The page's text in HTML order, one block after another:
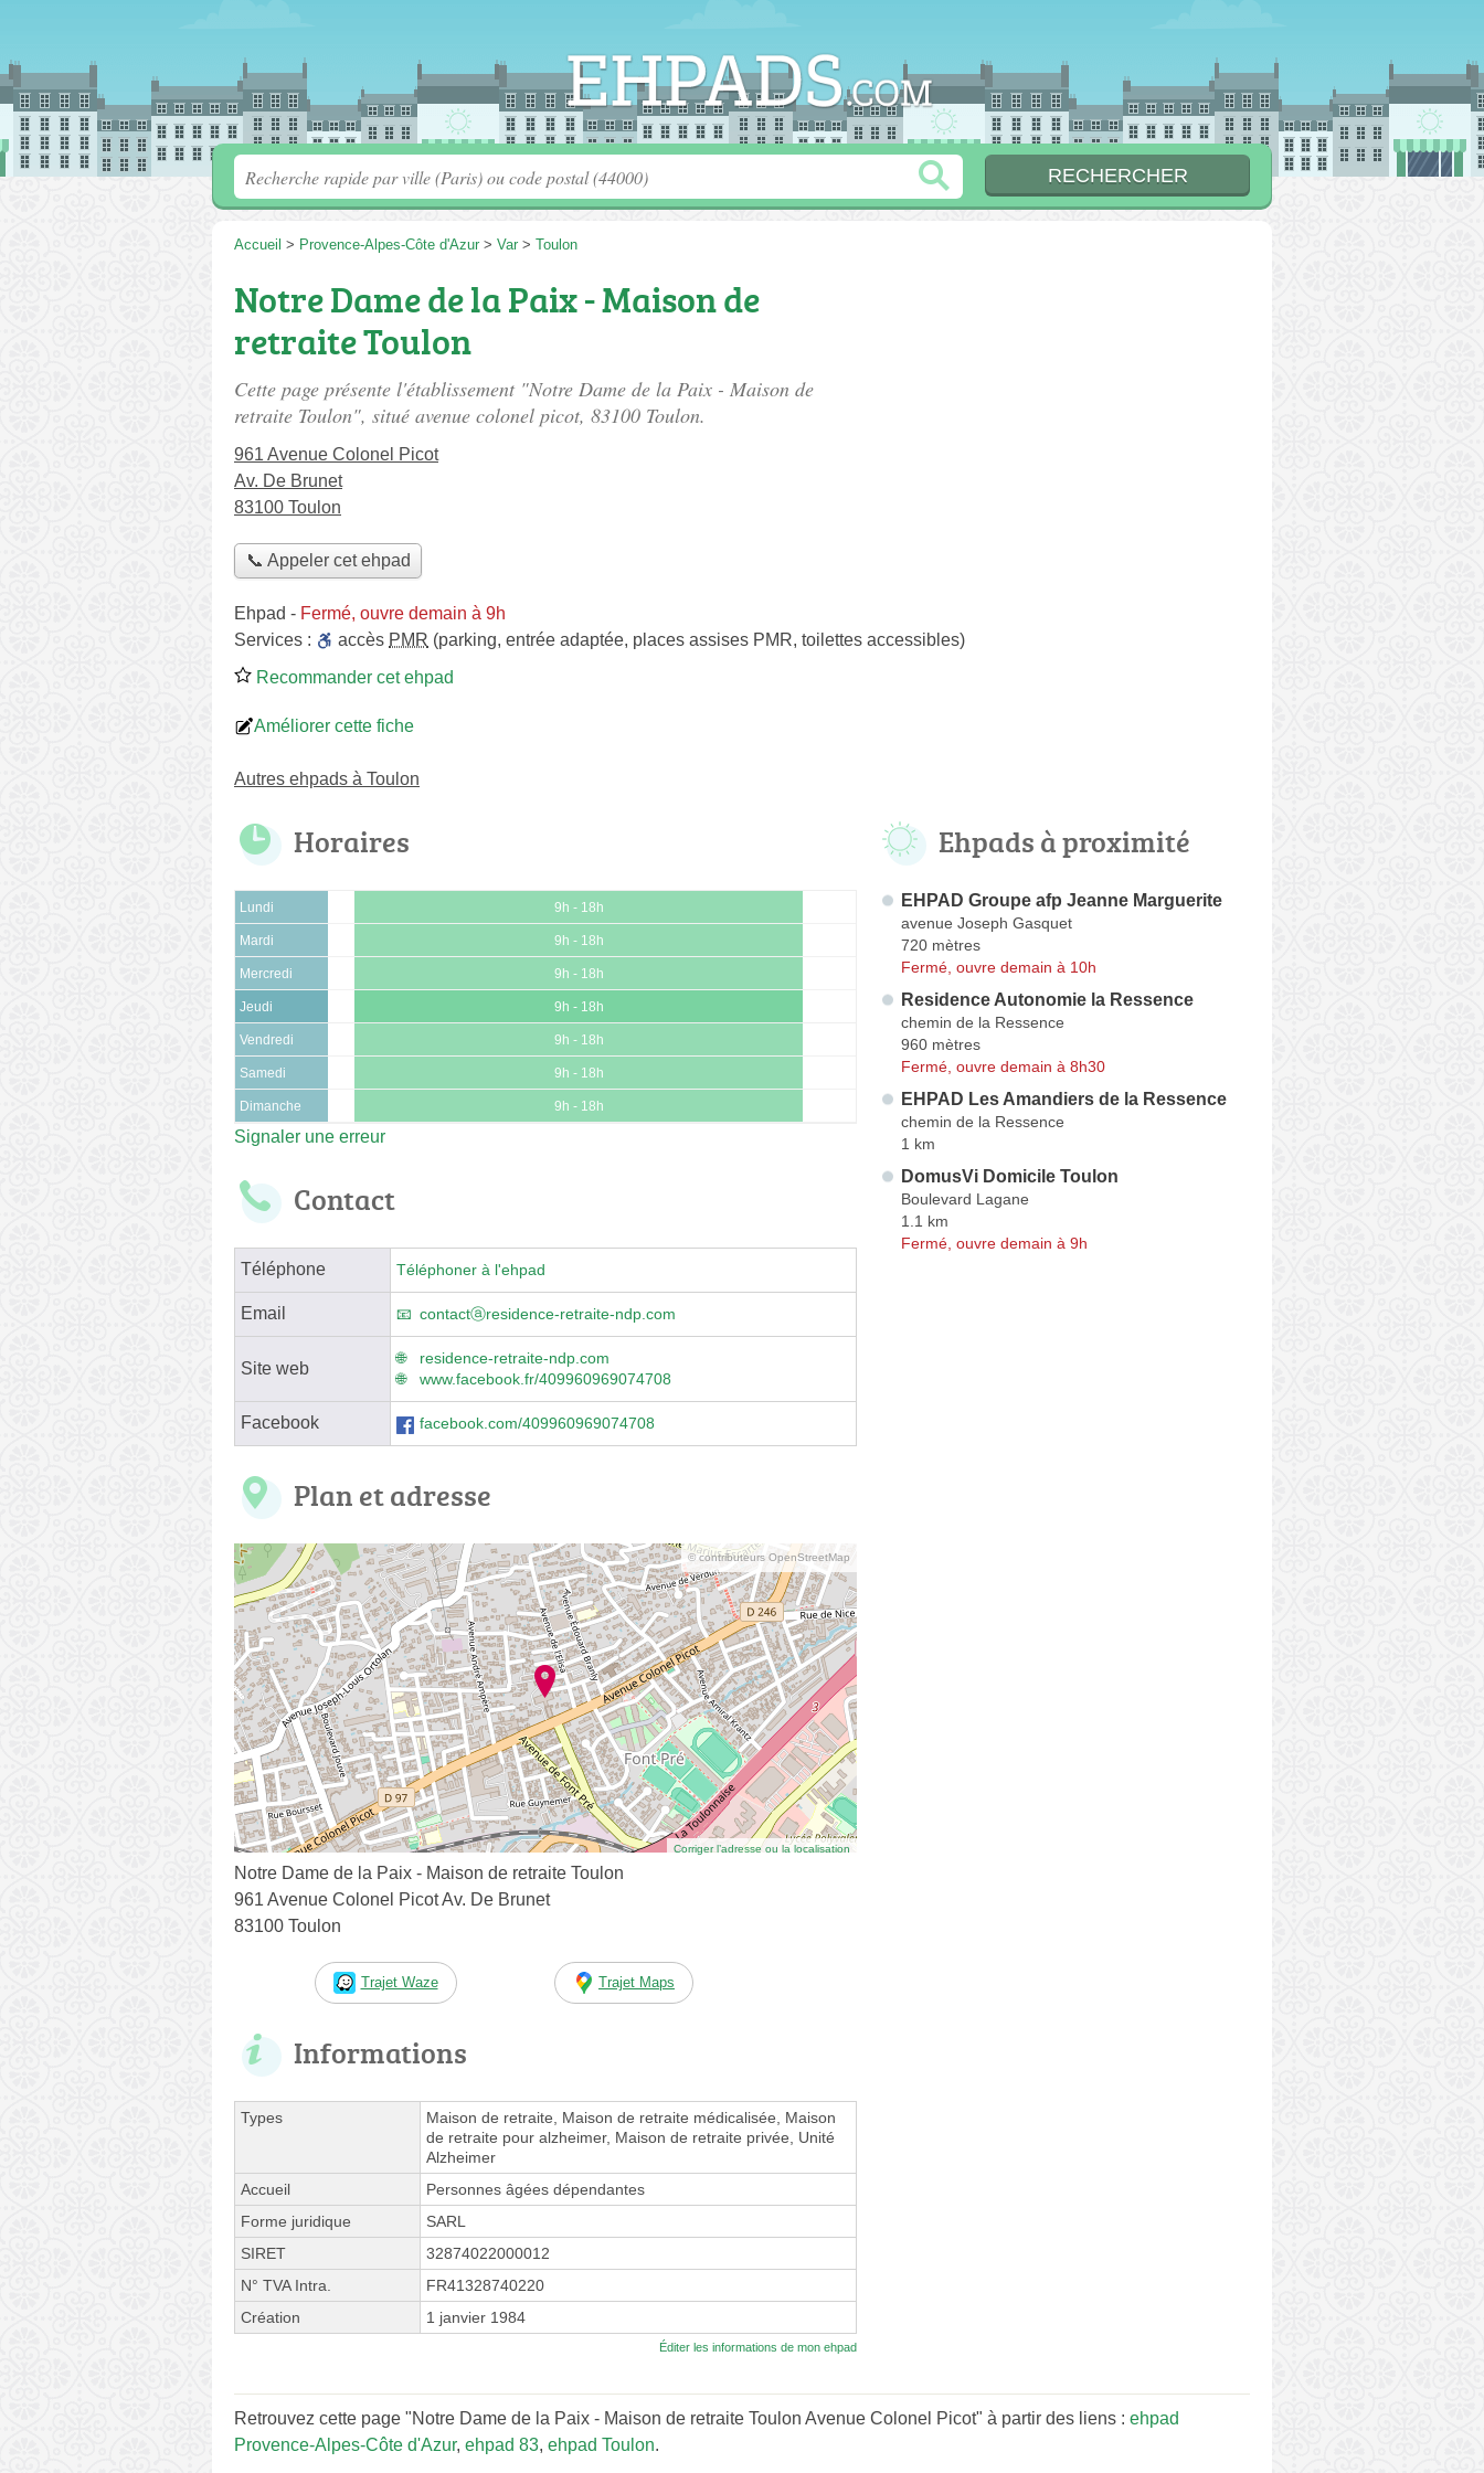
Accueil > Provence-Alpes-Côte d'Azur > Var > Toulon
Notre Dame de la Paix - Maison de
retraite Toulon
Cette page présente l'établissement "Notre Dame de la Paix - Maison de
retraite Toulon", situé avenue colonel picot, 83100 Toulon.
961 Avenue Colonel Picot
Av. De Brunet
83100 Toulon
📞 Appeler cet ehpad
Ehpad - Fermé, ouvre demain à 9h
Services :
accès PMR (parking, entrée adaptée, places assises PMR, toilettes accessibles)
Recommander cet ehpad
Améliorer cette fiche
Autres ehpads à Toulon
Horaires
Lundi 9h - 18h
Mardi 9h - 18h
Mercredi 9h - 18h
Jeudi 9h - 18h
Vendredi 9h - 18h
Samedi 9h - 18h
Dimanche 9h - 18h
Signaler une erreur
Contact
Téléphone Téléphoner à l'ehpad
Email contactⓐresidence-retraite-ndp.com
Site web
residence-retraite-ndp.com
www.facebook.fr/409960969074708
Facebook facebook.com/409960969074708
Plan et adresse
© contributeurs OpenStreetMap
Corriger l’adresse ou la localisation
Notre Dame de la Paix - Maison de retraite Toulon
961 Avenue Colonel Picot Av. De Brunet
83100 Toulon
Trajet Waze Trajet Maps
Informations
Types
Maison de retraite, Maison de retraite médicalisée, Maison
de retraite pour alzheimer, Maison de retraite privée, Unité
Alzheimer
Accueil
Personnes âgées dépendantes
Forme juridique
SARL
SIRET
32874022000012
N° TVA Intra.
FR41328740220
Création
1 janvier 1984
Éditer les informations de mon ehpad
Ehpads à proximité
EHPAD Groupe afp Jeanne Marguerite
avenue Joseph Gasquet
720 mètres
Fermé, ouvre demain à 10h
Residence Autonomie la Ressence
chemin de la Ressence
960 mètres
Fermé, ouvre demain à 8h30
EHPAD Les Amandiers de la Ressence
chemin de la Ressence
1 km
DomusVi Domicile Toulon
Boulevard Lagane
1.1 km
Fermé, ouvre demain à 9h
Retrouvez cette page "Notre Dame de la Paix - Maison de retraite Toulon Avenue Colonel Picot" à partir des liens : ehpad
Provence-Alpes-Côte d'Azur, ehpad 83, ehpad Toulon.